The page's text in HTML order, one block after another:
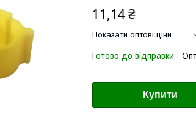
11,14 ₴
Показати оптові ціни
Готово до відправки
Купити